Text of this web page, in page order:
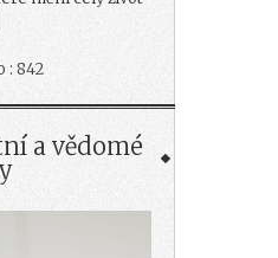
: 842
a vědomé